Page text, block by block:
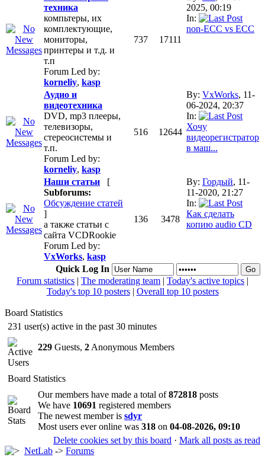
техника
компьтеры, их
комплектующие,
мониторы,
принтеры и т.д. и
т.п
Forum Led by:
korneliy, kasp
737 17111
2025, 00:19
In:
non-ECC vs ECC
Аудио и
видеотехника
DVD, mp3 плееры,
телевизоры,
стереосистемы и
т.п.
Forum Led by:
korneliy, kasp
516 12644
By: VxWorks, 11-
06-2024, 20:37
In:
Хочу
видеорегистратор
в маш...
Наши статьи
[
Subforums:
Обсуждение статей
]
а также статьи с
сайта VCDRookie
Forum Led by:
VxWorks, kasp
136 3478
By: Гордый, 11-
11-2020, 21:27
In:
Как сделать
копию audio CD
Quick Log In
Forum statistics | The moderating team | Today's active topics |
Today's top 10 posters| Overall top 10 posters
Board Statistics
231 user(s) active in the past 30 minutes
229 Guests, 2 Anonymous Members
Board Statistics
Our members have made a total of872818 posts
We have 10691 registered members
The newest member is sdyr
Most users ever online was 318 on 04-08-2026, 09:10
Delete cookies set by this board · Mark all posts as read
NetLab -> Forums